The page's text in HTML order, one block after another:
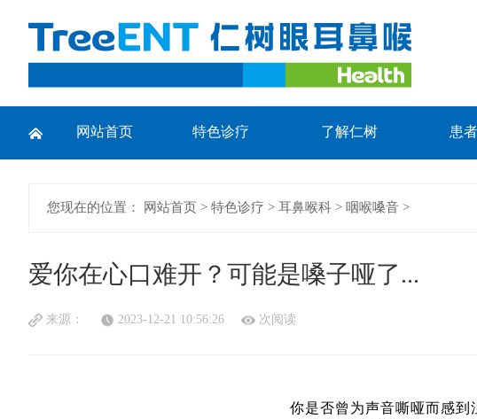
网站首页 特色诊疗 了解仁树 患
您现在的位置： 网站首页 > 特色诊疗 > 耳鼻喉科 > 咽喉嗓音 >
爱你在心口难开？可能是嗓子哑了...
来源： 2023-12-21 10:56:26 次阅读
你是否曾为声音嘶哑而感到